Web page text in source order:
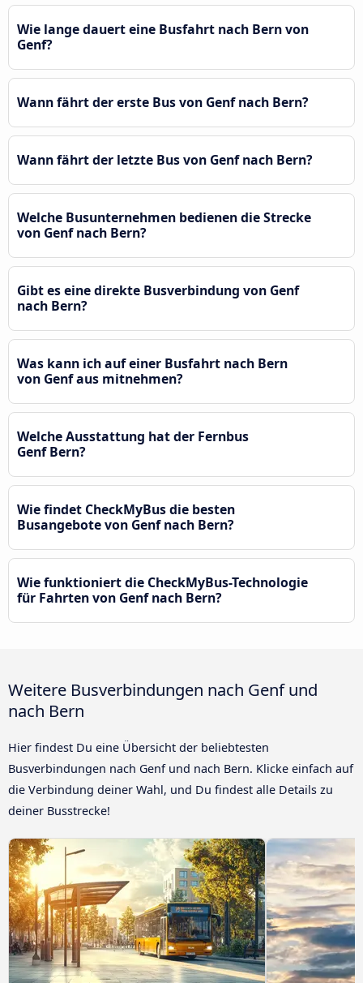
Wie lange dauert eine Busfahrt nach Bern von
Genf?
Wann fährt der erste Bus von Genf nach Bern?
Wann fährt der letzte Bus von Genf nach Bern?
Welche Busunternehmen bedienen die Strecke
von Genf nach Bern?
Gibt es eine direkte Busverbindung von Genf
nach Bern?
Was kann ich auf einer Busfahrt nach Bern
von Genf aus mitnehmen?
Welche Ausstattung hat der Fernbus
Genf Bern?
Wie findet CheckMyBus die besten
Busangebote von Genf nach Bern?
Wie funktioniert die CheckMyBus-Technologie
für Fahrten von Genf nach Bern?
Weitere Busverbindungen nach Genf und
nach Bern
Hier findest Du eine Übersicht der beliebtesten
Busverbindungen nach Genf und nach Bern. Klicke einfach auf
die Verbindung deiner Wahl, und Du findest alle Details zu
deiner Busstrecke!